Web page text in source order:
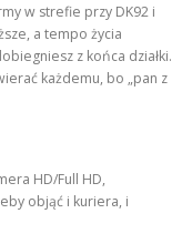
w strefie przy DK92 i
a tempo życia
z końca działki.
każdemu, bo „pan z
HD/Full HD,
objąć i kuriera, i